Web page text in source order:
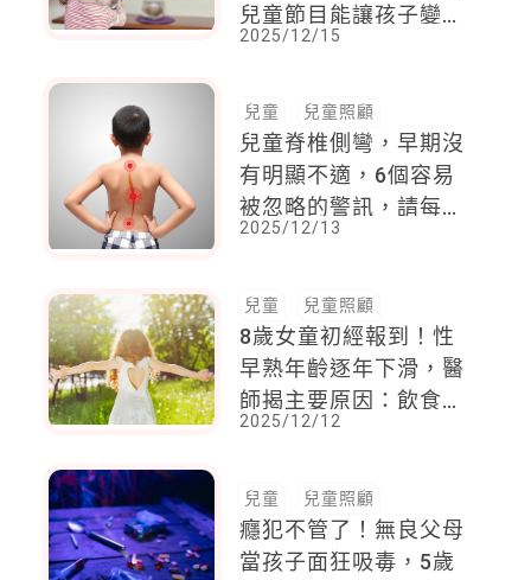
兒童節目能讓孩子變得
更平靜？」
2025/12/15
兒童 兒童照顧
兒童脊椎側彎，早期沒
有明顯不適，6個容易
被忽略的警訊，請每3
～6個月幫孩子初步檢
2025/12/13
兒童 兒童照顧
8歲女童初經報到！性
早熟年齡逐年下滑，醫
師揭主要原因：飲食與
睡眠息息相關
2025/12/12
兒童 兒童照顧
癮犯不管了！無良父母
當孩子面狂吸毒，5歲